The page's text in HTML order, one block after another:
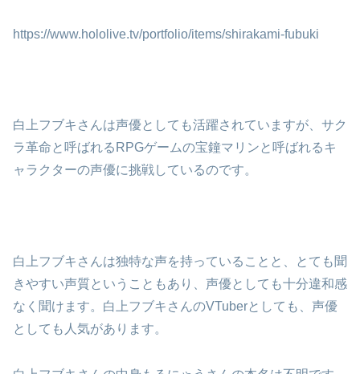
https://www.hololive.tv/portfolio/items/shirakami-fubuki
白上フブキさんは声優としても活躍されていますが、サク
ラ革命と呼ばれるRPGゲームの宝鐘マリンと呼ばれるキ
ャラクターの声優に挑戦しているのです。
白上フブキさんは独特な声を持っていることと、とても聞
きやすい声質ということもあり、声優としても十分違和感
なく聞けます。白上フブキさんのVTuberとしても、声優
としても人気があります。